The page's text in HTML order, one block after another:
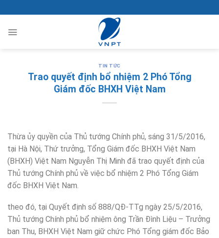
qua
dung
TIN TỨC
Trao quyết định bổ nhiệm 2 Phó Tổng
Giám đốc BHXH Việt Nam
Thừa ủy quyền của Thủ tướng Chính phủ, sáng 31/5/2016,
tại Hà Nội, Thứ trưởng, Tổng Giám đốc BHXH Việt Nam
(BHXH) Việt Nam Nguyễn Thị Minh đã trao quyết định của
Thủ tướng Chính phủ về việc bổ nhiệm 2 Phó Tổng Giám
đốc BHXH Việt Nam.
theo đó, tại Quyết định số 888/QĐ-TTg ngày 25/5/2016,
Thủ tướng Chính phủ bổ nhiệm ông Trần Đình Liệu – Trưởng
ban Thu, BHXH Việt Nam giữ chức Phó Tổng giám đốc Bảo